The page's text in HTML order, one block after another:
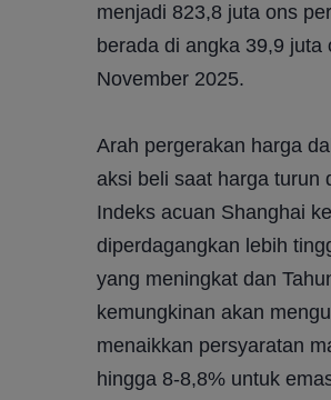
menjadi 823,8 juta ons
berada di angka 39,9
November 2025.
Arah pergerakan harga
aksi beli saat harga turun
Indeks acuan Shanghai
diperdagangkan lebih
yang meningkat dan
kemungkinan akan
menaikkan persyaratan
hingga 8-8,8% untuk